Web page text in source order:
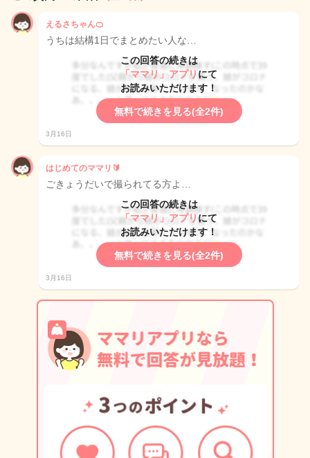
えるさちゃん🍊
うちは結構1日でまとめたい人な…
この回答の続きは
「ママリ」アプリ にて
お読みいただけます！
無料で続きを見る(全2件)
3月16日
はじめてのママリ🔰
ごきょうだいで撮られてる方よ…
この回答の続きは
「ママリ」アプリ にて
お読みいただけます！
無料で続きを見る(全2件)
3月16日